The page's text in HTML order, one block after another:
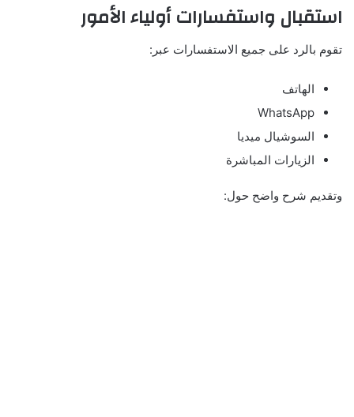
استقبال واستفسارات أولياء الأمور
تقوم بالرد على جميع الاستفسارات عبر:
الهاتف
WhatsApp
السوشيال ميديا
الزيارات المباشرة
وتقديم شرح واضح حول: